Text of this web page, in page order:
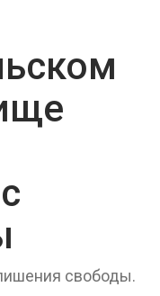
свободы.